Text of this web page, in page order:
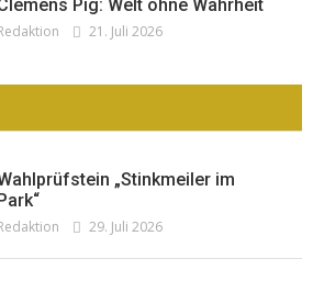
Pig: Welt ohne Wahrheit
21. Juli 2026
„Stinkmeiler im
29. Juli 2026